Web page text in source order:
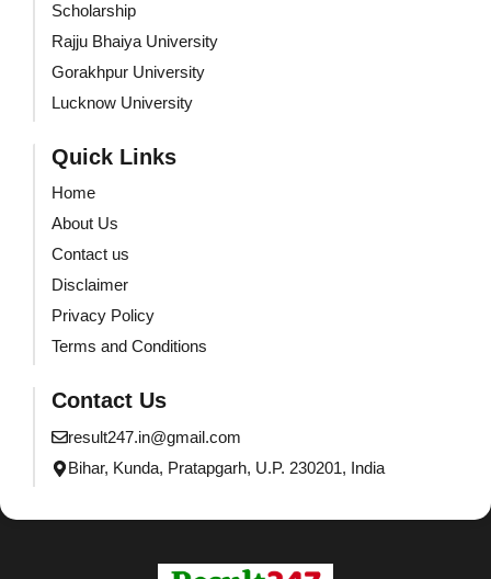
Scholarship
Rajju Bhaiya University
Gorakhpur University
Lucknow University
Quick Links
Home
About Us
Contact us
Disclaimer
Privacy Policy
Terms and Conditions
Contact Us
result247.in@gmail.com
Bihar, Kunda, Pratapgarh, U.P. 230201, India